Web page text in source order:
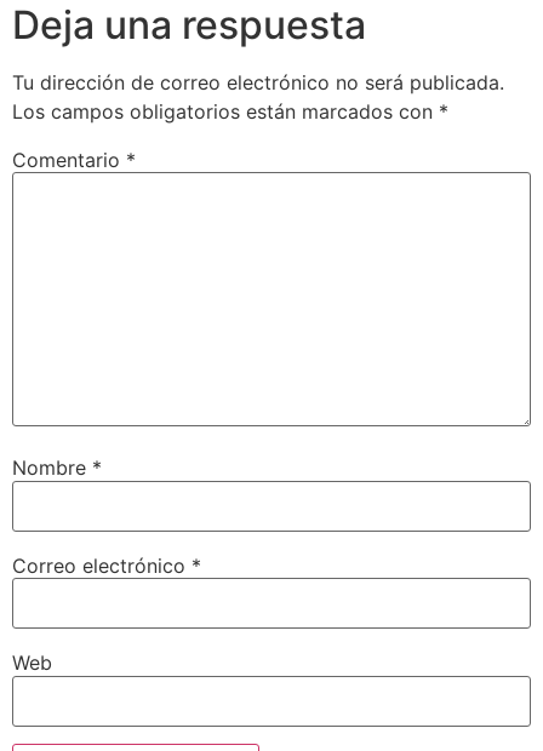
Deja una respuesta
Tu dirección de correo electrónico no será publicada.
Los campos obligatorios están marcados con *
Comentario *
Nombre *
Correo electrónico *
Web